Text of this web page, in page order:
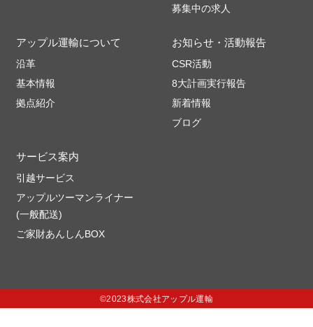
アップル運輸について
沿革
基本情報
拠点紹介
サービス案内
引越サービス
アップルツーマンライナー
(一般配送)
ご家財あんしんBOX
お知らせ・活動報告
CSR活動
8大計画実行報告
新着情報
ブログ
募集中の求人
©2023株式会社アップル運輸